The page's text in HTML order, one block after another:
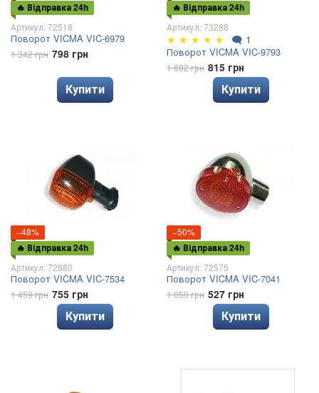
🔥 Відправка 24h
Артикул: 72518
Поворот VICMA VIC-6979
1 342 грн 798 грн
Купити
🔥 Відправка 24h
Артикул: 73288
★ ★ ★ ★ ★ 🗨 1
Поворот VICMA VIC-9793
1 692 грн 815 грн
Купити
−48%
🔥 Відправка 24h
Артикул: 72880
Поворот VICMA VIC-7534
1 459 грн 755 грн
Купити
−50%
🔥 Відправка 24h
Артикул: 72575
Поворот VICMA VIC-7041
1 050 грн 527 грн
Купити